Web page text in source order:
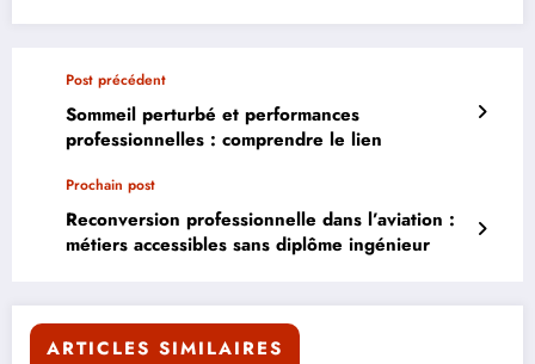
Post précédent
Sommeil perturbé et performances
professionnelles : comprendre le lien
Prochain post
Reconversion professionnelle dans l’aviation :
métiers accessibles sans diplôme ingénieur
ARTICLES SIMILAIRES